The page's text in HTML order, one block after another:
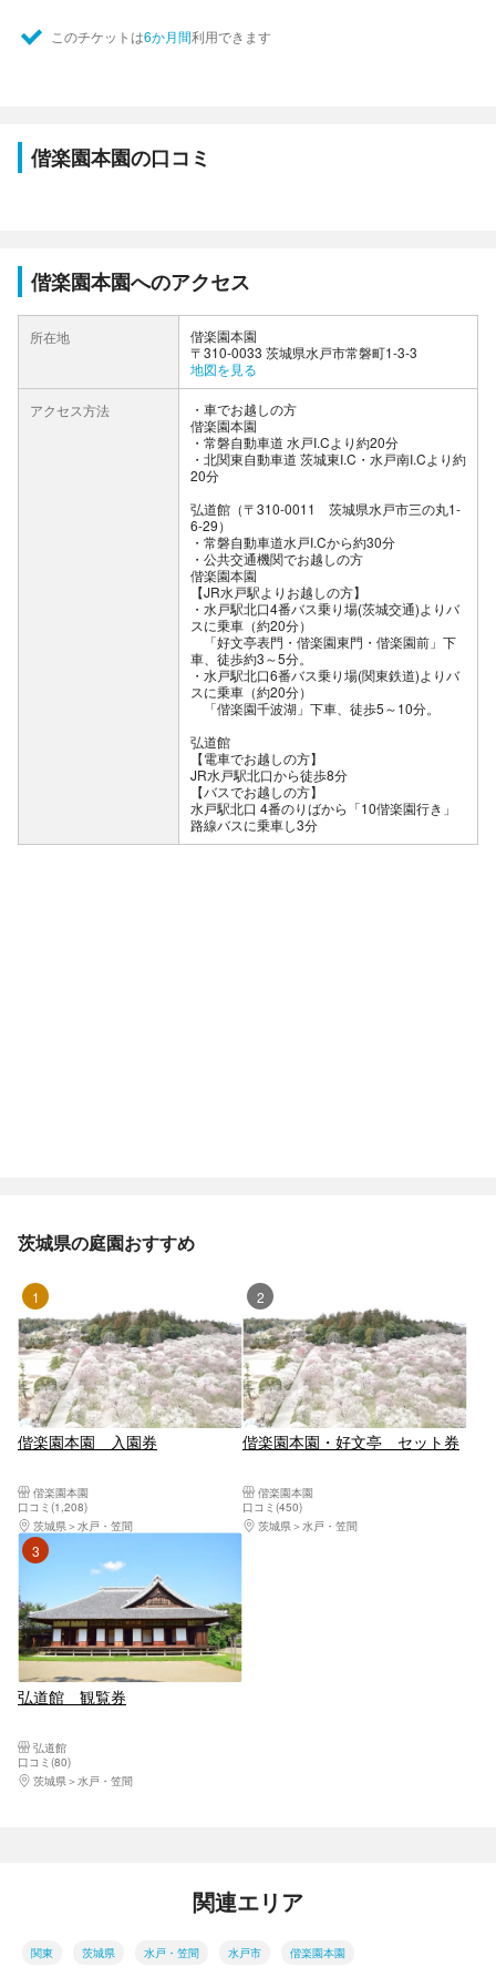
このチケットは6か月間利用できます
偕楽園本園の口コミ
偕楽園本園へのアクセス
所在地
偕楽園本園
〒310-0033 茨城県水戸市常磐町1-3-3
地図を見る
アクセス方法
車でお越しの方
偕楽園本園
・常磐自動車道 水戸I.Cより約20分
・北関東自動車道 茨城東I.C・水戸南I.Cより約
20分
弘道館（〒310-0011 茨城県水戸市三の丸1-
6-29）
公共交通機関でお越しの方
偕楽園本園
【JR水戸駅よりお越しの方】
・水戸駅北口4番バス乗り場(茨城交通)よりバ
スに乗車（約20分）
「好文亭表門・偕楽園東門・偕楽園前」下
車、徒歩約3～5分。
・水戸駅北口6番バス乗り場(関東鉄道)よりバ
スに乗車（約20分）
「偕楽園千波湖」下車、徒歩5～10分。
弘道館
【電車でお越しの方】
JR水戸駅北口から徒歩8分
【バスでお越しの方】
水戸駅北口 4番のりばから「10偕楽園行き」
路線バスに乗車し3分
茨城県の庭園おすすめ
偕楽園本園 入園券
偕楽園本園
口コミ(1,208)
茨城県
水戸・笠間
偕楽園本園・好文亭 セット券
偕楽園本園
口コミ(450)
茨城県
水戸・笠間
弘道館 観覧券
弘道館
口コミ(80)
茨城県
水戸・笠間
関連エリア
関東 茨城県 水戸・笠間 水戸市 偕楽園本園